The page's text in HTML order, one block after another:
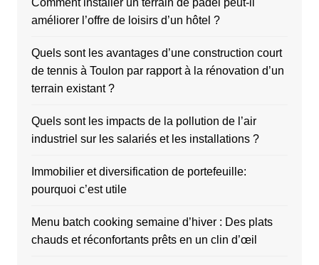
Comment installer un terrain de padel peut-il
améliorer l’offre de loisirs d’un hôtel ?
Quels sont les avantages d’une construction court
de tennis à Toulon par rapport à la rénovation d’un
terrain existant ?
Quels sont les impacts de la pollution de l’air
industriel sur les salariés et les installations ?
Immobilier et diversification de portefeuille:
pourquoi c’est utile
Menu batch cooking semaine d’hiver : Des plats
chauds et réconfortants prêts en un clin d’œil